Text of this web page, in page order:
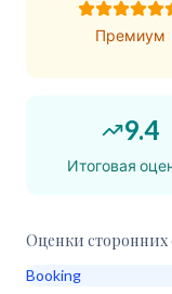
Премиум
9.4
Итоговая
Оценки сторонних
Booking